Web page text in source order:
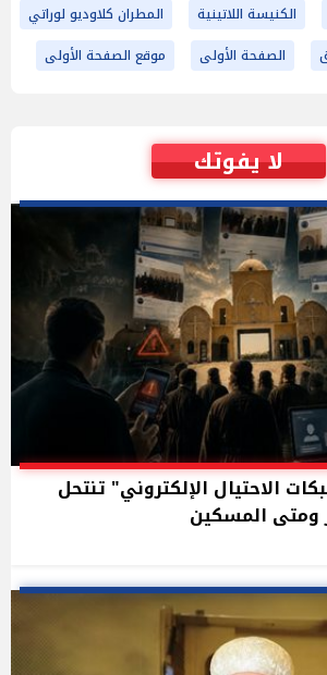
الكنيسة اللاتينية
المطران كلاوديو لوراتي
الصفحة الأولى موقع الصفحة الأولى
لا يفوتك
الاحتيال الإلكتروني" تنتحل
ومتى المسكين